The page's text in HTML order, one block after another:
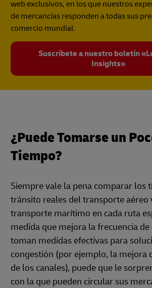
web exclusivos, en los que nuestros
de mercancías responden a todas sus
comercio mundial.
Suscríbete a nuestro boletín
Insights»
¿Puede Tomarse un
Tiempo?
Siempre vale la pena comparar los
tránsito reales del transporte aéreo
transporte marítimo en cada ruta
medida que mejora la frecuencia de
toman medidas efectivas para
congestión (por ejemplo, la mejora
de los canales), puede que le
con la que pueden circular sus